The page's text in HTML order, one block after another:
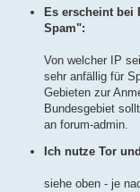
Es erscheint bei
Spam":
Von welcher IP
sehr anfällig für
Gebieten zur
Bundesgebiet
an forum-admin.
Ich nutze Tor
siehe oben - je